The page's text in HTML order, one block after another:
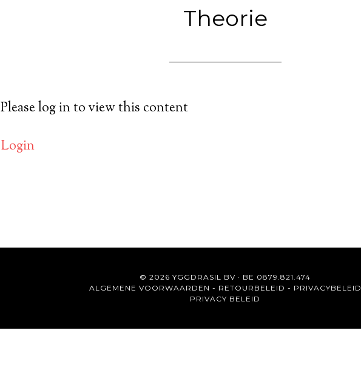
Theorie
Please log in to view this content
Login
© 2026 YGGDRASIL BV · BE 0879.821.474
ALGEMENE VOORWAARDEN - RETOURBELEID - PRIVACYBELEID
PRIVACY BELEID